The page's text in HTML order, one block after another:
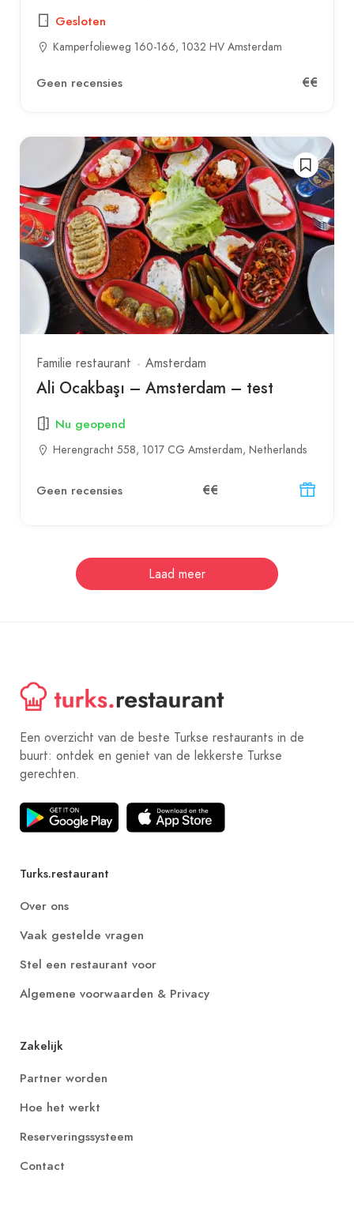
Gesloten
Kamperfolieweg 160-166, 1032 HV Amsterdam
Geen recensies €€
Familie restaurant Amsterdam
Ali Ocakbaşı – Amsterdam – test
Nu geopend
Herengracht 558, 1017 CG Amsterdam, Netherlands
Geen recensies €€
Laad meer
Een overzicht van de beste Turkse restaurants in de
buurt: ontdek en geniet van de lekkerste Turkse
gerechten.
Turks.restaurant
Over ons
Vaak gestelde vragen
Stel een restaurant voor
Algemene voorwaarden & Privacy
Zakelijk
Partner worden
Hoe het werkt
Reserveringssysteem
Contact